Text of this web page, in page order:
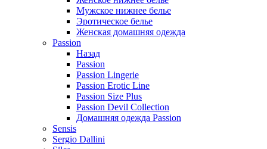
Мужское нижнее белье
Эротическое белье
Женская домашняя одежда
Passion
Назад
Passion
Passion Lingerie
Passion Erotic Line
Passion Size Plus
Passion Devil Collection
Домашняя одежда Passion
Sensis
Sergio Dallini